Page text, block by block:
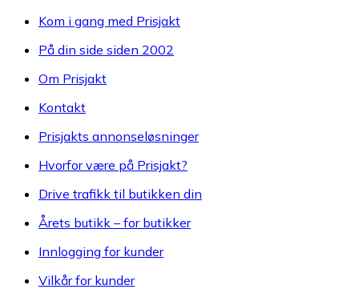
Kom i gang med Prisjakt
På din side siden 2002
Om Prisjakt
Kontakt
Prisjakts annonseløsninger
Hvorfor være på Prisjakt?
Drive trafikk til butikken din
Årets butikk – for butikker
Innlogging for kunder
Vilkår for kunder